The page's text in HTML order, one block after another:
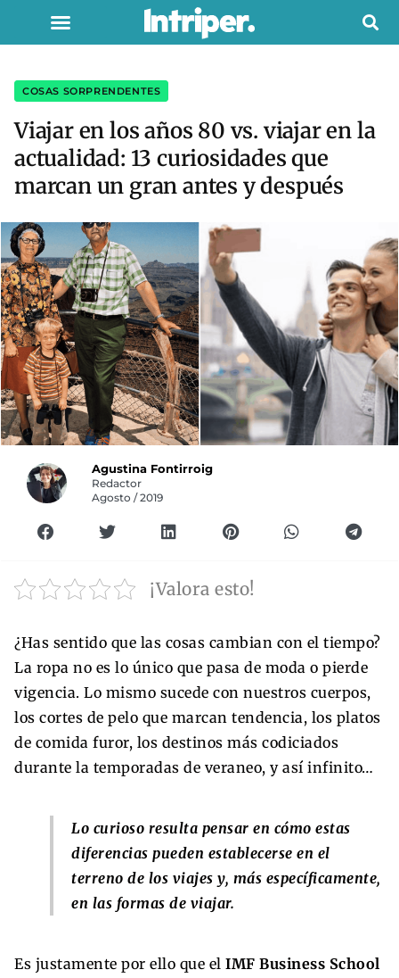
COSAS SORPRENDENTES
Viajar en los años 80 vs. viajar en la
actualidad: 13 curiosidades que
marcan un gran antes y después
Agustina Fontirroig
Redactor
Agosto / 2019
¡Valora esto!
¿Has sentido que las cosas cambian con el tiempo?
La ropa no es lo único que pasa de moda o pierde
vigencia. Lo mismo sucede con nuestros cuerpos,
los cortes de pelo que marcan tendencia, los platos
de comida furor, los destinos más codiciados
durante la temporadas de veraneo, y así infinito…
Lo curioso resulta pensar en cómo estas
diferencias pueden establecerse en el
terreno de los viajes y, más específicamente,
en las formas de viajar.
Es justamente por ello que el IMF Business School